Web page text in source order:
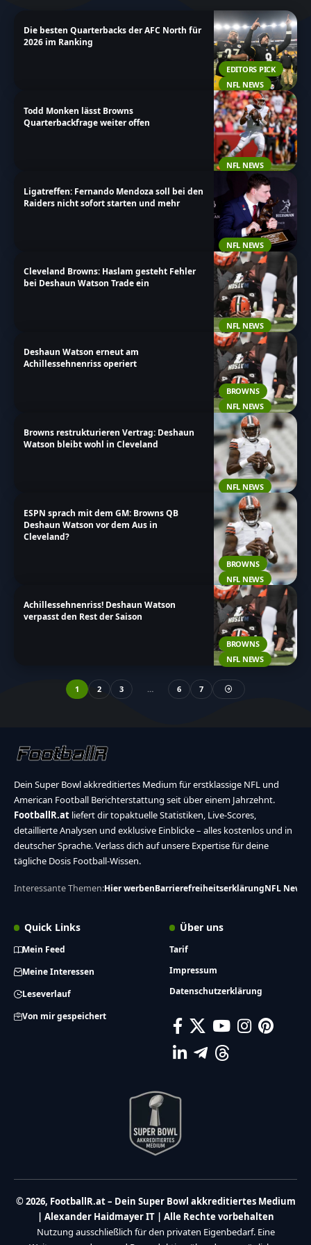
unsere Artikel und bleibe stets auf dem Laufenden
über die neuesten Informationen rund um den
EDITORS PICK
NFL NEWS
Die besten Quarterbacks der AFC North für
2026 im Ranking
NFL NEWS
Todd Monken lässt Browns
Quarterbackfrage weiter offen
NFL NEWS
Ligatreffen: Fernando Mendoza soll bei den
Raiders nicht sofort starten und mehr
NFL NEWS
Cleveland Browns: Haslam gesteht Fehler
bei Deshaun Watson Trade ein
BROWNS
NFL NEWS
Deshaun Watson erneut am
Achillessehnenriss operiert
NFL NEWS
Browns restrukturieren Vertrag: Deshaun
Watson bleibt wohl in Cleveland
BROWNS
NFL NEWS
ESPN sprach mit dem GM: Browns QB
Deshaun Watson vor dem Aus in
Cleveland?
BROWNS
NFL NEWS
Achillessehnenriss! Deshaun Watson
verpasst den Rest der Saison
1 2 3 … 6 7
Dein Super Bowl akkreditiertes Medium für erstklassige NFL und
American Football Berichterstattung seit über einem Jahrzehnt.
FootballR.at liefert dir topaktuelle Statistiken, Live-Scores,
detaillierte Analysen und exklusive Einblicke – alles kostenlos und in
deutscher Sprache. Verlass dich auf unsere Expertise für deine
tägliche Dosis Football-Wissen.
Interessante Themen:Hier werbenBarrierefreiheitserklärungNFL News
Quick Links
Mein Feed
Meine Interessen
Leseverlauf
Von mir gespeichert
Über uns
Tarif
Impressum
Datenschutzerklärung
© 2026, FootballR.at – Dein Super Bowl akkreditiertes Medium
| Alexander Haidmayer IT | Alle Rechte vorbehalten
Nutzung ausschließlich für den privaten Eigenbedarf. Eine